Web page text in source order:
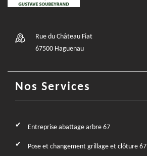
Rue du Château Fiat
67500 Haguenau
Nos Services
Entreprise abattage arbre 67
Pose et changement grillage et clôture 67